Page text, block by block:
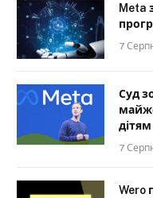
Meta
7
Суд
дітям
7
Wero